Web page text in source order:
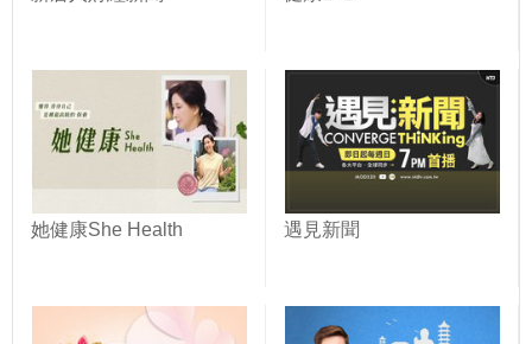
她健康She Health 遇見新聞